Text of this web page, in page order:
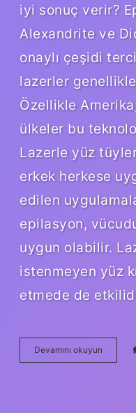
iyi sonuç verir?
Alexandrite ve
onaylı çeşidi
lazerler
Özellikle
ülkeler bu
Lazerle yüz
erkek herkese
edilen
epilasyon,
uygun olabilir.
istenmeyen yüz
etmede de
Devamını okuyun
Için